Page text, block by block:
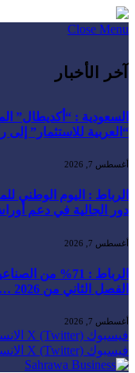
Close Menu
آخر الأخبار
السعودية : “أكديطال”
“العربية للاستثمار” إلى
أغسطس 7, 2026
الرباط : اليوم الوطني
دور الجالية في دعم أوراش
أغسطس 7, 2026
الرباط : 71% من
الفصل الثاني من 2026 …
أغسطس 7, 2026
فيسبوك X (Twitter)
فيسبوك X (Twitter)